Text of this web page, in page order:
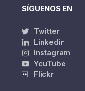
SÍGUENOS EN
Twitter
Linkedin
Instagram
YouTube
Flickr